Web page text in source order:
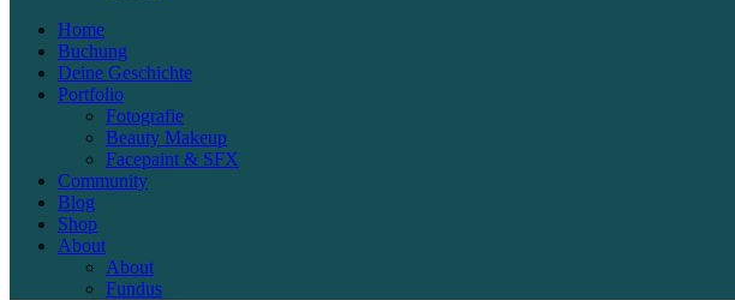
Home
Buchung
Deine Geschichte
Portfolio
Fotografie
Beauty Makeup
Facepaint & SFX
Community
Blog
Shop
About
About
Fundus